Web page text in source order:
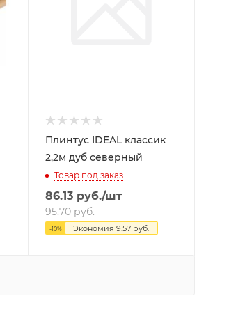
Плинтус IDEAL классик
2,2м дуб северный
Товар под заказ
86.13руб./шт
95.70руб.
-10% Экономия 9.57руб.